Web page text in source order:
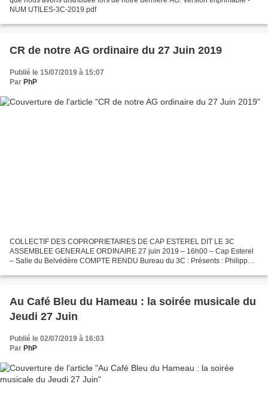
NUM UTILES-3C-2019.pdf
CR de notre AG ordinaire du 27 Juin 2019
Publié le 15/07/2019 à 15:07
Par PhP
COLLECTIF DES COPROPRIETAIRES DE CAP ESTEREL DIT LE 3C
ASSEMBLEE GENERALE ORDINAIRE 27 juin 2019 – 16h00 – Cap Esterel
– Salle du Belvédère COMPTE RENDU Bureau du 3C : Présents : Philippe
Au Café Bleu du Hameau : la soirée musicale du
Jeudi 27 Juin
Publié le 02/07/2019 à 16:03
Par PhP